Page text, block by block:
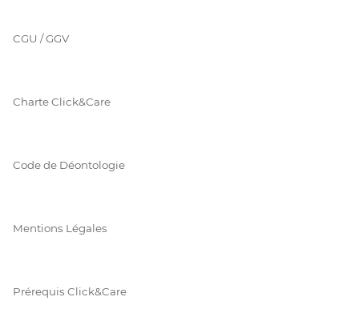
CGU / GGV
Charte Click&Care
Code de Déontologie
Mentions Légales
Prérequis Click&Care